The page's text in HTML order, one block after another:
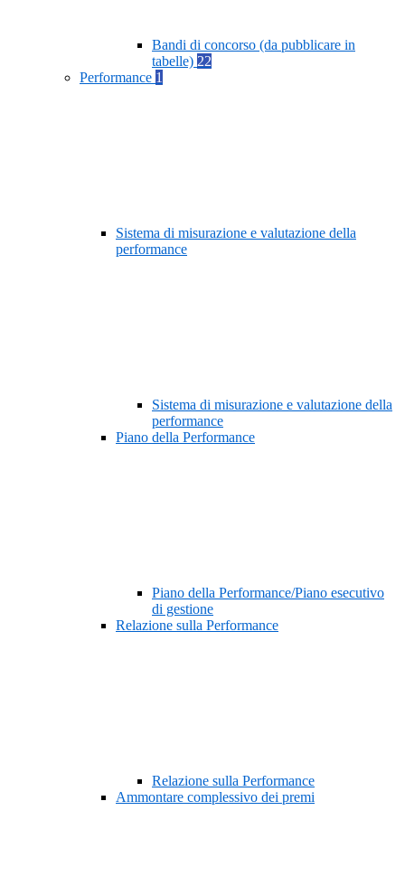
Bandi di concorso (da pubblicare in
tabelle) 22
Performance 1
Sistema di misurazione e valutazione della
performance
Sistema di misurazione e valutazione della
performance
Piano della Performance
Piano della Performance/Piano esecutivo
di gestione
Relazione sulla Performance
Relazione sulla Performance
Ammontare complessivo dei premi